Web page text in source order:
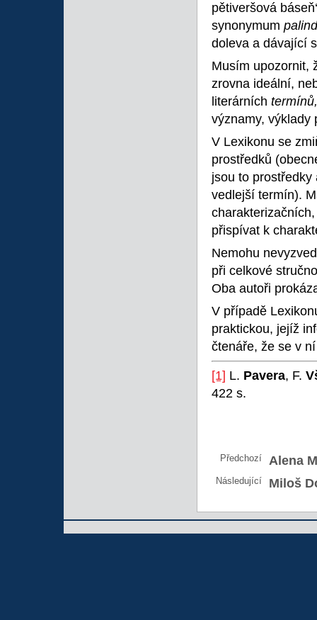
pětiveršová
synonymum
doleva a dávající
Musím upozornit,
zrovna ideální,
literárních
významy, výklady
V Lexikonu se
prostředků
jsou to
vedlejší termín).
přispívat k
Nemohu
při celkové
Oba autoři
V případě
praktickou, jejíž
čtenáře, že se v
[1] L. Pavera, F.
422 s.
Předchozí Alena
Následující Miloš